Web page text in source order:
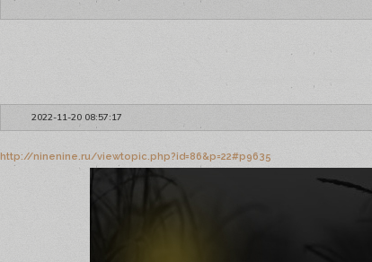
2022-11-20 08:57:17
http://ninenine.ru/viewtopic.php?id=86&p=22#p9635